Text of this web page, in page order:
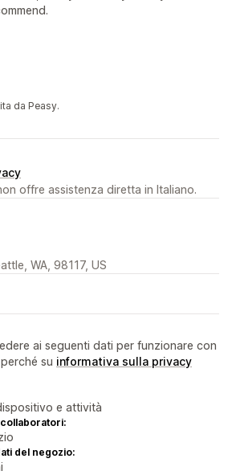
da Peasy.
offre assistenza diretta in Italiano.
WA, 98117, US
ai seguenti dati per funzionare con
su informativa sulla privacy
e attività
del negozio: